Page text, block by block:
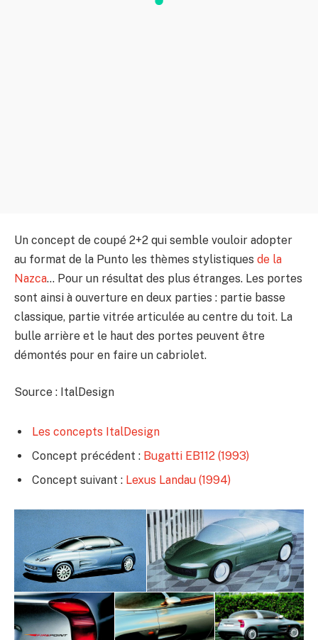
Un concept de coupé 2+2 qui semble vouloir adopter
au format de la Punto les thèmes stylistiques de la
Nazca… Pour un résultat des plus étranges. Les portes
sont ainsi à ouverture en deux parties : partie basse
classique, partie vitrée articulée au centre du toit. La
bulle arrière et le haut des portes peuvent être
démontés pour en faire un cabriolet.
Source : ItalDesign
Les concepts ItalDesign
Concept précédent : Bugatti EB112 (1993)
Concept suivant : Lexus Landau (1994)